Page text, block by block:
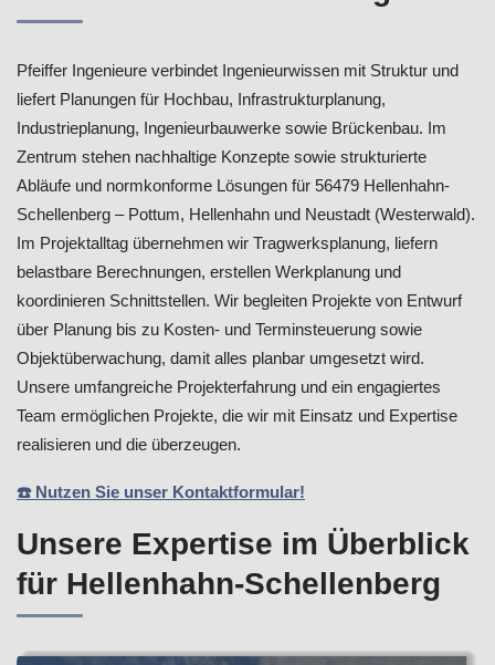
Pfeiffer Ingenieure verbindet Ingenieurwissen mit Struktur und
liefert Planungen für Hochbau, Infrastrukturplanung,
Industrieplanung, Ingenieurbauwerke sowie Brückenbau. Im
Zentrum stehen nachhaltige Konzepte sowie strukturierte
Abläufe und normkonforme Lösungen für 56479 Hellenhahn-
Schellenberg – Pottum, Hellenhahn und Neustadt (Westerwald).
Im Projektalltag übernehmen wir Tragwerksplanung, liefern
belastbare Berechnungen, erstellen Werkplanung und
koordinieren Schnittstellen. Wir begleiten Projekte von Entwurf
über Planung bis zu Kosten- und Terminsteuerung sowie
Objektüberwachung, damit alles planbar umgesetzt wird.
Unsere umfangreiche Projekterfahrung und ein engagiertes
Team ermöglichen Projekte, die wir mit Einsatz und Expertise
realisieren und die überzeugen.
☎️ Nutzen Sie unser Kontaktformular!
Unsere Expertise im Überblick
für Hellenhahn-Schellenberg